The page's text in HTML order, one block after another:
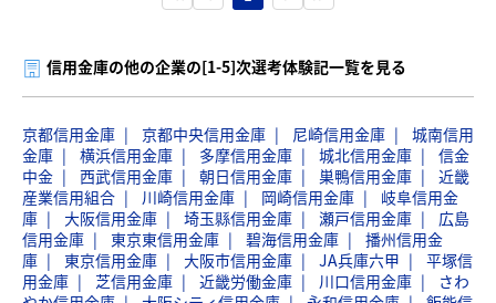
信用金庫の他の企業の[1-5]次選考体験記一覧を見る
京都信用金庫 京都中央信用金庫 尼崎信用金庫
城南信用
金庫
横浜信用金庫 多摩信用金庫 城北信用金庫
信金
中金
西武信用金庫 朝日信用金庫 巣鴨信用金庫
近畿
産業信用組合
川崎信用金庫 岡崎信用金庫
岐阜信用金
庫
大阪信用金庫 埼玉縣信用金庫 瀬戸信用金庫
広島
信用金庫
東京東信用金庫 碧海信用金庫
播州信用金
庫
東京信用金庫 大阪市信用金庫 JA兵庫六甲
平塚信
用金庫
芝信用金庫 近畿労働金庫 川口信用金庫
さわ